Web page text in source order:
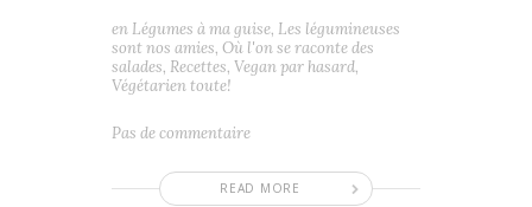
READ MORE
en Légumes à ma guise, Les légumineuses
sont nos amies, Où l'on se raconte des
salades, Recettes, Vegan par hasard,
Végétarien toute!
Pas de commentaire